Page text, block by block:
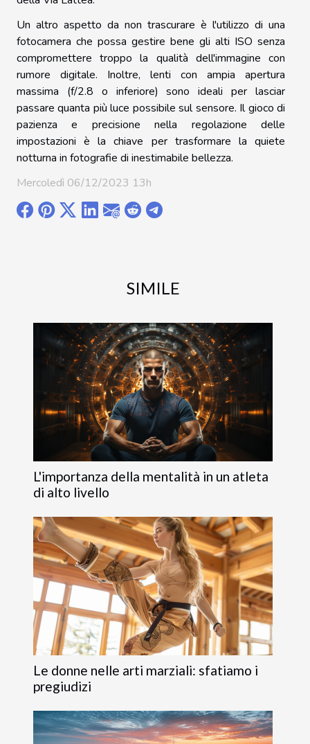
Un altro aspetto da non trascurare è l'utilizzo di una
fotocamera che possa gestire bene gli alti ISO senza
compromettere troppo la qualità dell'immagine con
rumore digitale. Inoltre, lenti con ampia apertura
massima (f/2.8 o inferiore) sono ideali per lasciar
passare quanta più luce possibile sul sensore. Il gioco di
pazienza e precisione nella regolazione delle
impostazioni è la chiave per trasformare la quiete
notturna in fotografie di inestimabile bellezza.
Mercoledì 06/12/2023 13h
SIMILE
L'importanza della mentalità in un atleta
di alto livello
Le donne nelle arti marziali: sfatiamo i
pregiudizi